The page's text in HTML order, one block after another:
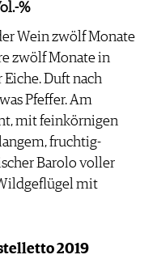
%
Wein zwölf Monate
zwölf Monate in
Eiche. Duft nach
Pfeffer. Am
mit feinkörnigen
fruchtig-
Barolo voller
mit
2019